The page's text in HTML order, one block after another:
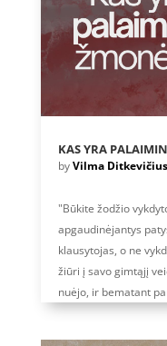
KAS YRA
byVilma Ditkevičius
"Būkite žodžio
apgaudinėjantys
klausytojas, o ne
žiūri į savo gimtąjį
nuėjo, ir bematant